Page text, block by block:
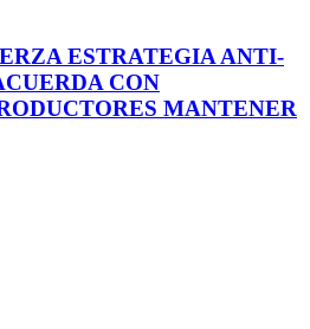
ESTRATEGIA ANTI-
CON
MANTENER